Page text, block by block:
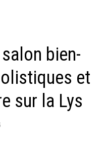
bien-
et
sur la Lys